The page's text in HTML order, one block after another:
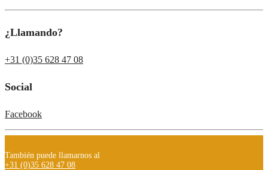
¿Llamando?
+31 (0)35 628 47 08
Social
Facebook
También puede llamarnos al
+31 (0)35 628 47 08